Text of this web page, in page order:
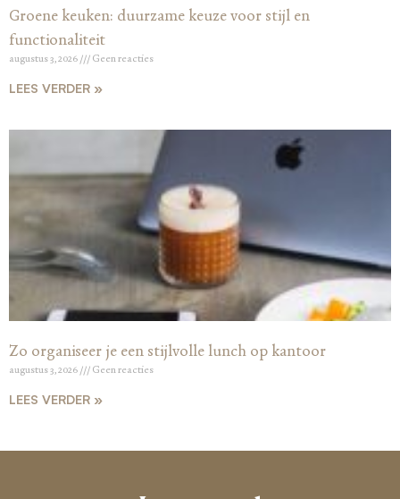
Groene keuken: duurzame keuze voor stijl en
functionaliteit
augustus 3, 2026 Geen reacties
LEES VERDER »
Zo organiseer je een stijlvolle lunch op kantoor
augustus 3, 2026 Geen reacties
LEES VERDER »